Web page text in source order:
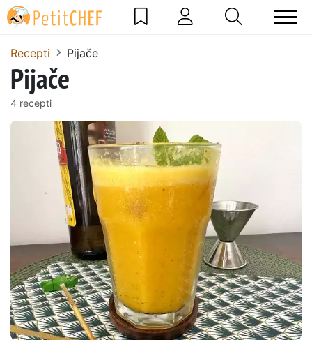
Recepti Pijače
Pijače
4 recepti